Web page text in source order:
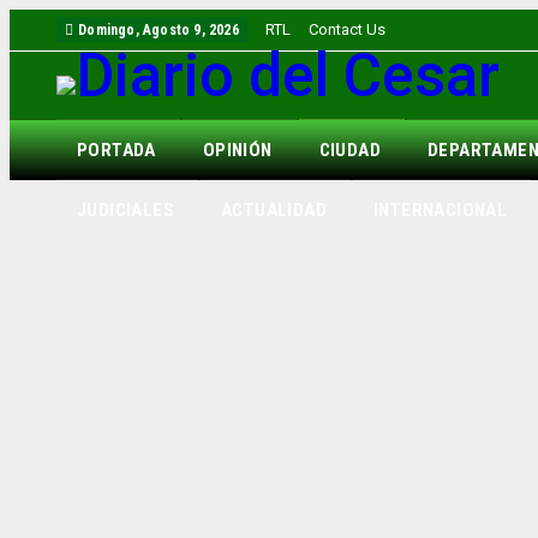
Domingo, Agosto 9, 2026 RTL Contact Us
PORTADA OPINIÓN CIUDAD